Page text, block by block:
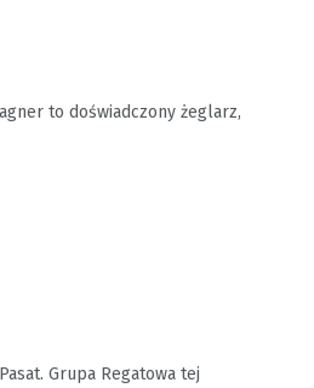
to doświadczony żeglarz,
Grupa Regatowa tej